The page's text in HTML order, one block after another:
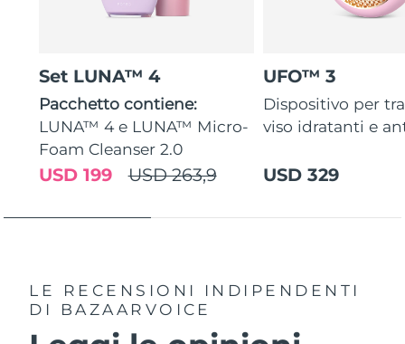
Set LUNA™ 4
Pacchetto contiene:
LUNA™ 4 e LUNA™ Micro-
Foam Cleanser 2.0
USD 263,9
USD 199
UFO™ 3
Dispositivo per
viso idratanti e
USD 329
LE RECENSIONI INDIPENDENTI
DI BAZAARVOICE